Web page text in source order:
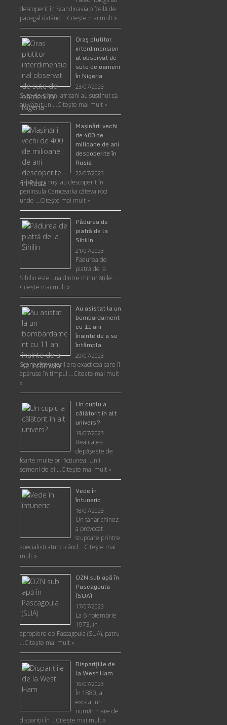
descoperit în Scandinavia o fosilă de
papagal datând …Citește mai mult »
Oraş plutitor
interdimension
al observat de
sute de oameni
în Nigeria
23/07/2023
Sute de săteni africani au susținut că
au văzut un …Citește mai mult »
Maşinării vechi
de 400 de
milioane de ani
descoperite în
Rusia
22/07/2023
Arheologii ruşi au descoperit în
peninsula Camceatka câteva roci
unde …Citește mai mult »
Pădurea de
piatră de la
Sihilin
21/07/2023
Pădurea de
piatră de la
Sihilin este una dintre minunăţiile …
Citește mai mult »
Au asistat la un
bombardament
cu 11 ani
înainte de a se
întâmpla
20/07/2023
Scena distrugerii era exact cea care îi
apăruse în timpul …Citește mai mult
»
Un cuplu a
călătorit în alt
univers?
19/07/2023
Realitatea
depăşeşte de
foarte multe ori ficţiunea. Unii
semeni de-ai …Citește mai mult »
Vede în
întuneric
18/07/2023
Un tânăr chinez
a provocat
stupoare printre
specialişti atunci când …Citește mai
mult »
OZN sub apă în
Pascagoula
(SUA)
17/07/2023
La 6 noiembrie
1973, în
apropiere de Pascagoula (SUA), patru
…Citește mai mult »
Disparițiile de
la West Ham
16/07/2023
În 1880, a
existat un
număr mare de
dispariții în …Citește mai mult »